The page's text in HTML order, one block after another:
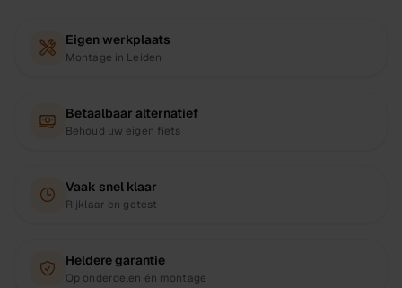
Eigen werkplaats
Montage in Leiden
Betaalbaar alternatief
Behoud uw eigen fiets
Vaak snel klaar
Rijklaar en getest
Heldere garantie
Op onderdelen én montage